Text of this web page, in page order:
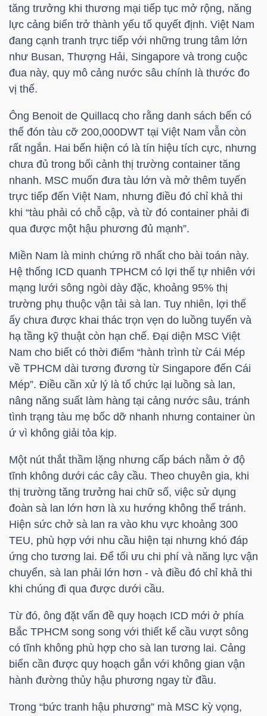
tăng trưởng khi thương mại tiếp tục mở rộng, năng
lực cảng biển trở thành yếu tố quyết định. Việt Nam
đang cạnh tranh trực tiếp với những trung tâm lớn
như Busan, Thượng Hải, Singapore và trong cuộc
đua này, quy mô cảng nước sâu chính là thước đo
vị thế.
Ông Benoit de Quillacq cho rằng danh sách bến có
thể đón tàu cỡ 200,000DWT tại Việt Nam vẫn còn
rất ngắn. Hai bến hiện có là tín hiệu tích cực, nhưng
chưa đủ trong bối cảnh thị trường container tăng
nhanh. MSC muốn đưa tàu lớn và mở thêm tuyến
trực tiếp đến Việt Nam, nhưng điều đó chỉ khả thi
khi “tàu phải có chỗ cập, và từ đó container phải đi
qua được một hậu phương đủ mạnh”.
Miền Nam là minh chứng rõ nhất cho bài toán này.
Hệ thống ICD quanh TPHCM có lợi thế tự nhiên với
mạng lưới sông ngòi dày đặc, khoảng 95% thị
trường phụ thuộc vận tải sà lan. Tuy nhiên, lợi thế
ấy chưa được khai thác trọn vẹn do luồng tuyến và
hạ tầng kỹ thuật còn hạn chế. Đại diện MSC Việt
Nam cho biết có thời điểm “hành trình từ Cái Mép
về TPHCM dài tương đương từ Singapore đến Cái
Mép”. Điều cần xử lý là tổ chức lại luồng sà lan,
nâng năng suất làm hàng tại cảng nước sâu, tránh
tình trạng tàu mẹ bốc dỡ nhanh nhưng container ùn
ứ vì không giải tỏa kịp.
Một nút thắt thầm lặng nhưng cấp bách nằm ở độ
tĩnh không dưới các cây cầu. Theo chuyên gia, khi
thị trường tăng trưởng hai chữ số, việc sử dụng
đoàn sà lan lớn hơn là xu hướng không thể tránh.
Hiện sức chở sà lan ra vào khu vực khoảng 300
TEU, phù hợp với nhu cầu hiện tại nhưng khó đáp
ứng cho tương lai. Để tối ưu chi phí và năng lực vận
chuyển, sà lan phải lớn hơn - và điều đó chỉ khả thi
khi chúng đi qua được dưới cầu.
Từ đó, ông đặt vấn đề quy hoạch ICD mới ở phía
Bắc TPHCM song song với thiết kế cầu vượt sông
có tĩnh không phù hợp cho sà lan tương lai. Cảng
biển cần được quy hoạch gắn với không gian vận
hành đường thủy hậu phương ngay từ đầu.
Trong “bức tranh hậu phương” mà MSC kỳ vọng,
CÔNG
ĐẦU
TƯ
XUẤT
LIỆU
Ngành
VS-
SECTOR
NĂNG
LƯỢNG
NGUYÊN
VẬT
LIỆU
CÔNG
NGHIỆP
TIÊU
DÙNG
THIẾT